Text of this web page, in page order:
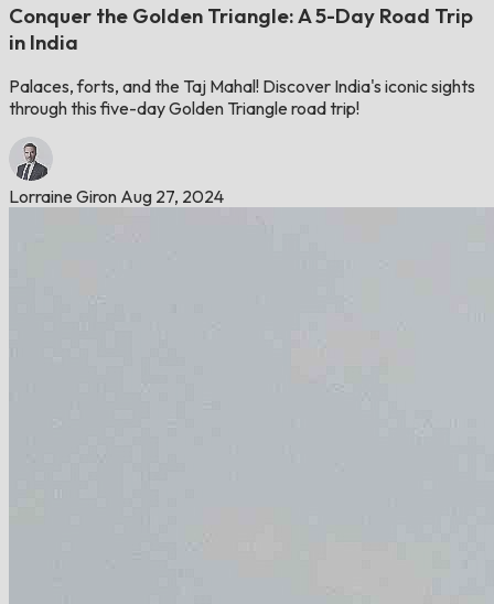
Conquer the Golden Triangle: A 5-Day Road Trip
in India
Palaces, forts, and the Taj Mahal! Discover India's iconic sights
through this five-day Golden Triangle road trip!
Lorraine Giron Aug 27, 2024